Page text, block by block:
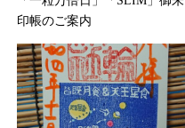
印帳のご案内